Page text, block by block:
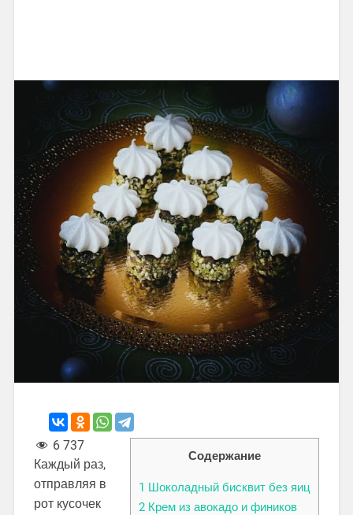
Содержание
1 Шоколадный бисквит без яиц
2 Крем из авокадо и фиников
6 737
Каждый раз,
отправляя в
рот кусочек